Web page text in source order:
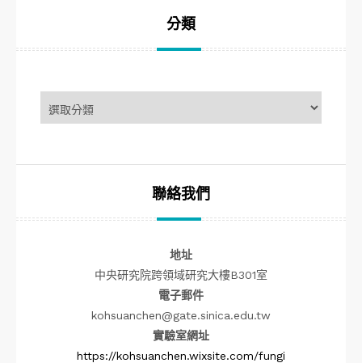
分類
類
聯絡我們
地址
中央研究院跨領域研究大樓B301室
電子郵件
kohsuanchen@gate.sinica.edu.tw
實驗室網址
https://kohsuanchen.wixsite.com/fungi